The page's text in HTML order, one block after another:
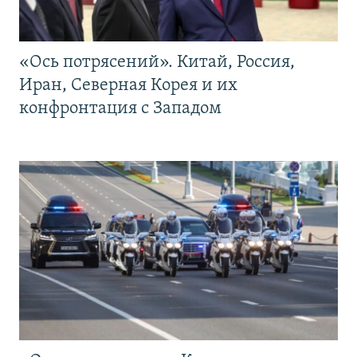
«Ось потрясений». Китай, Россия,
Иран, Северная Корея и их
конфронтация с Западом